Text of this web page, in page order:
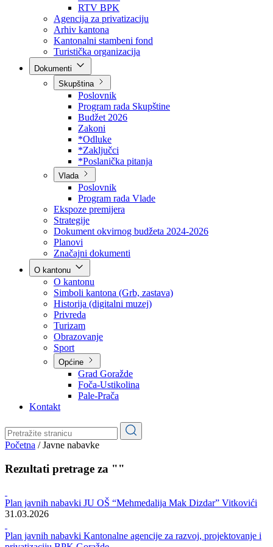
Direkcija za šumarstvo
Javna preduzeća
BPK šume
RTV BPK
Agencija za privatizaciju
Arhiv kantona
Kantonalni stambeni fond
Turistička organizacija
Skupština
Poslovnik
Program rada Skupštine
Budžet 2026
Zakoni
*Odluke
*Zaključci
*Poslanička pitanja
Vlada
Poslovnik
Program rada Vlade
Ekspoze premijera
Strategije
Dokument okvirnog budžeta 2024-2026
Planovi
Značajni dokumenti
O kantonu
O kantonu
Simboli kantona (Grb, zastava)
Historija (digitalni muzej)
Privreda
Turizam
Obrazovanje
Općine
Pale-Prača
Kontakt
Javne nabavke
Rezultati pretrage za ""